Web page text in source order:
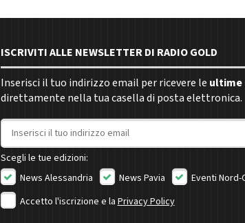
ISCRIVITI ALLE NEWSLETTER DI RADIO GOLD
Inserisci il tuo indirizzo email per ricevere le ultime
direttamente nella tua casella di posta elettronica.
Indirizzo email
Scegli le tue edizioni:
News Alessandria
News Pavia
Eventi
Accetto l'iscrizione e la Privacy Policy